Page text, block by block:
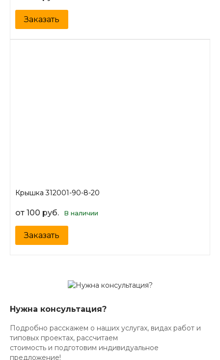
Заказать
Крышка 312001-90-8-20
от 100 руб. В наличии
Заказать
Нужна консультация?
Подробно расскажем о наших услугах, видах работ и
типовых проектах, рассчитаем
стоимость и подготовим индивидуальное
предложение!